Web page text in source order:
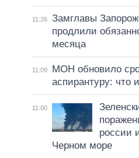
11:26
Замглавы
продлили
месяца
11:09
МОН обновило
аспирантуру: что
11:00
россии
Черном море